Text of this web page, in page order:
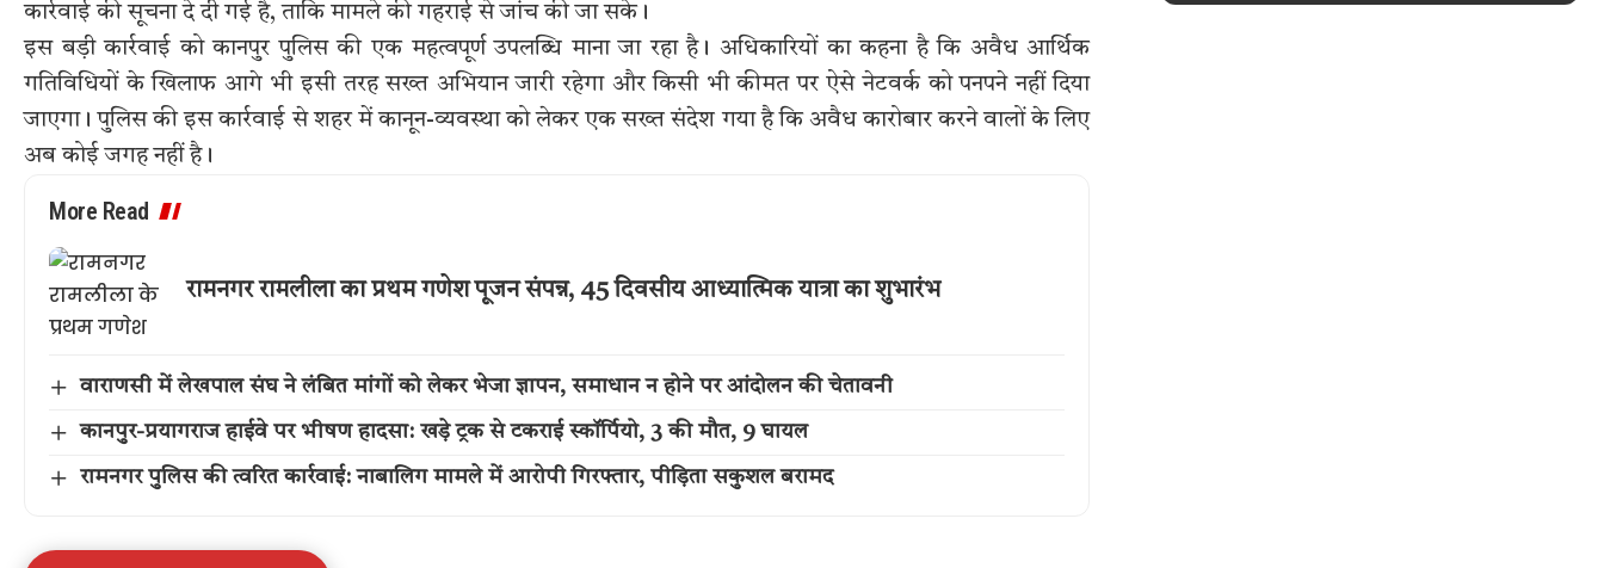
कार्रवाई की सूचना दे दी गई है, ताकि मामले की गहराई से जांच की जा सके।
इस बड़ी कार्रवाई को कानपुर पुलिस की एक महत्वपूर्ण उपलब्धि माना जा रहा है। अधिकारियों का कहना है कि अवैध आर्थिक
गतिविधियों के खिलाफ आगे भी इसी तरह सख्त अभियान जारी रहेगा और किसी भी कीमत पर ऐसे नेटवर्क को पनपने नहीं दिया
जाएगा। पुलिस की इस कार्रवाई से शहर में कानून-व्यवस्था को लेकर एक सख्त संदेश गया है कि अवैध कारोबार करने वालों के लिए
अब कोई जगह नहीं है।
More Read
रामनगर रामलीला का प्रथम गणेश पूजन संपन्न, 45 दिवसीय आध्यात्मिक यात्रा का शुभारंभ
वाराणसी में लेखपाल संघ ने लंबित मांगों को लेकर भेजा ज्ञापन, समाधान न होने पर आंदोलन की चेतावनी
कानपुर-प्रयागराज हाईवे पर भीषण हादसा: खड़े ट्रक से टकराई स्कॉर्पियो, 3 की मौत, 9 घायल
रामनगर पुलिस की त्वरित कार्रवाई: नाबालिग मामले में आरोपी गिरफ्तार, पीड़िता सकुशल बरामद